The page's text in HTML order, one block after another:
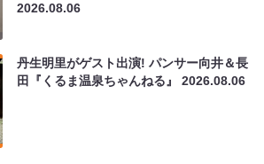
2026.08.06
丹生明里がゲスト出演! パンサー向井＆長
田『くるま温泉ちゃんねる』2026.08.06